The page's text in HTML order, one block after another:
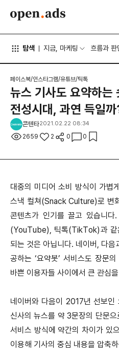
탐색 지금, 마케팅 흐름과 판
페이스북/인스타그램/유튜브/틱톡
뉴스 기사도 요약하는
전성시대, 과연 득일
콘텐타2021.02.22 08:34
2659 2 0 0
대중의 미디어 소비 방식이 가볍
스낵 컬쳐(Snack Culture)로 변
콘텐츠가 인기를 끌고 있습니
(YouTube), 틱톡(TikTok)과 같
되는 것은 아닙니다. 네이버, 다음
공하는 ‘요약봇’ 서비스도 장문
바쁜 이용자들 사이에서 큰 관심
네이버와 다음이 2017년 선보인
신사의 뉴스를 약 3문장의 단문
서비스 방식에 약간의 차이가 있
이용해 기사의 중심 내용을 압축